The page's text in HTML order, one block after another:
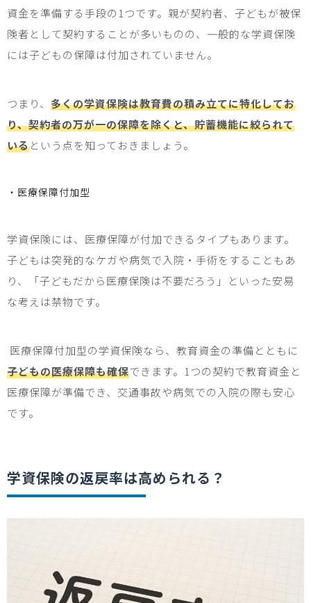
資金を準備する手段の 1 つです。親が契約者、 子どもが被保
険者として契約することが多いものの、一般的な学資保険
には子どもの保障は付加されていません。
つまり、 多くの学資保険は教育費の積み立てに特化してお
り、契約者の万が一の保障を除くと、貯蓄機能に絞られて
いるという点を知っておきましょう。
・医療保障付加型
学資保険には、医療保障が付加できるタイプもあります。
子ども は突発的なケガや病気で入院・手術をすることもあ
り、「子どもだから医療保険は不要だろう」といった安易
な考えは禁物です。
医療保障付加型の学資保険なら、教育資金の準備とともに
子どもの医療保障も確保できます。 1 つの契約で教育資金と
医療保障が準備でき、交通事故や病気での入院の際も安心
です。
学資保険の返戻率は高められる？